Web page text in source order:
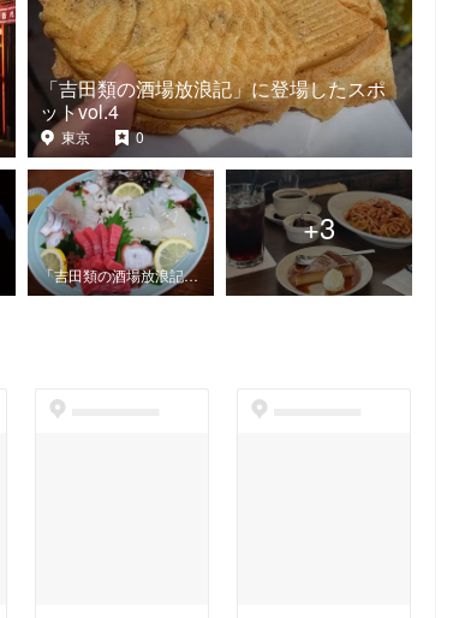
「吉田類の酒場放浪記」に登場したスポ
ットvol.4
東京 0
「吉田類の酒場放浪記」に登場したスポットvol.1
+3